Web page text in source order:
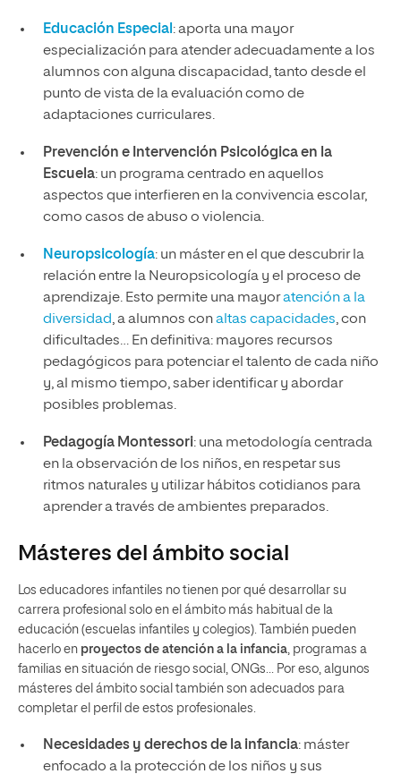
Educación Especial : aporta una mayor
especialización para atender adecuadamente a los
alumnos con alguna discapacidad, tanto desde el
punto de vista de la evaluación como de
adaptaciones curriculares.
Prevención e Intervención Psicológica en la
Escuela: un programa centrado en aquellos
aspectos que interfieren en la convivencia escolar,
como casos de abuso o violencia.
Neuropsicología: un máster en el que descubrir la
relación entre la Neuropsicología y el proceso de
aprendizaje. Esto permite una mayoratención a la
diversidad, a alumnos conaltas capacidades, con
dificultades… En definitiva: mayores recursos
pedagógicos para potenciar el talento de cada niño
y, al mismo tiempo, saber identificar y abordar
posibles problemas.
Pedagogía Montessori: una metodología centrada
en la observación de los niños, en respetar sus
ritmos naturales y utilizar hábitos cotidianos para
aprender a través de ambientes preparados.
Másteres del ámbito social
Los educadores infantiles no tienen por qué desarrollar su
carrera profesional solo en el ámbito más habitual de la
educación (escuelas infantiles y colegios). También pueden
hacerlo en proyectos de atención a la infancia , programas a
familias en situación de riesgo social, ONGs… Por eso, algunos
másteres del ámbito social también son adecuados para
completar el perfil de estos profesionales.
Necesidades y derechos de la infancia: máster
enfocado a la protección de los niños y sus